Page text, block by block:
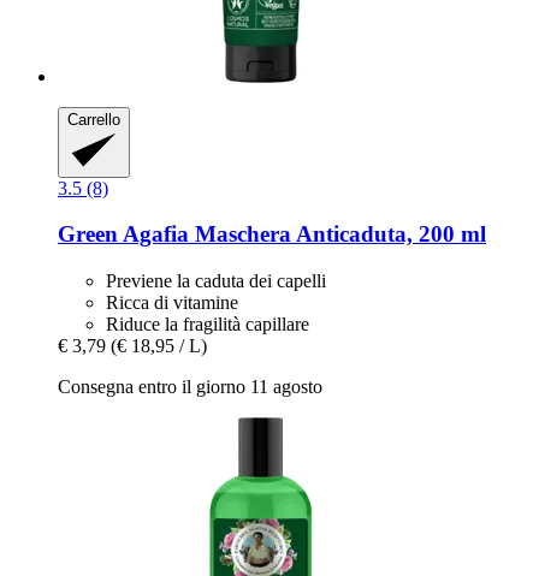
Carrello
3.5 (8)
Green Agafia Maschera Anticaduta, 200 ml
Previene la caduta dei capelli
Ricca di vitamine
Riduce la fragilità capillare
€ 3,79 (€ 18,95 / L)
Consegna entro il giorno 11 agosto